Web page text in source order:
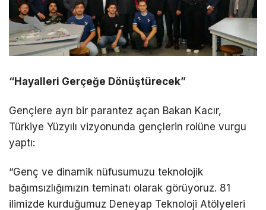
“Hayalleri Gerçeğe Dönüştürecek”
Gençlere ayrı bir parantez açan Bakan Kacır,
Türkiye Yüzyılı vizyonunda gençlerin rolüne vurgu
yaptı:
“Genç ve dinamik nüfusumuzu teknolojik
bağımsızlığımızın teminatı olarak görüyoruz. 81
ilimizde kurduğumuz Deneyap Teknoloji Atölyeleri